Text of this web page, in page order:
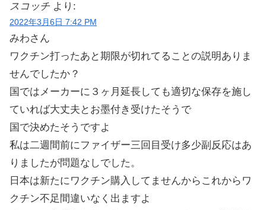
スコッチ より:
2022年3月6日 7:42 PM
みわさん
ワクチン打ったあと期限が切れてることの説明ありま
せんでしたか？
国ではメーカーに３ヶ月延長しても適切な保存を施し
ていれば大丈夫とお墨付き受けたそうで
国で決めたそうですよ
私は二週間前にファイザー三回目受け多少副反応はあ
りましたが問題なしでした。
日本は新たにワクチン購入してませんからこれからワ
クチン不足間違いなく出ますよ